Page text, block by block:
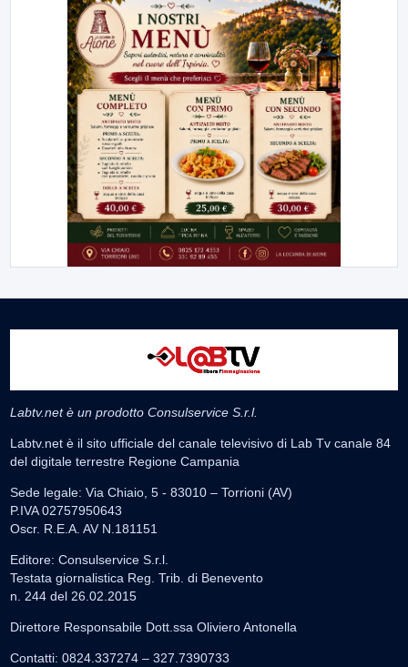
Labtv.net è un prodotto Consulservice S.r.l.
Labtv.net è il sito ufficiale del canale televisivo di Lab Tv canale 84
del digitale terrestre Regione Campania
Sede legale: Via Chiaio, 5 - 83010 – Torrioni (AV)
P.IVA 02757950643
Oscr. R.E.A. AV N.181151
Editore: Consulservice S.r.l.
Testata giornalistica Reg. Trib. di Benevento
n. 244 del 26.02.2015
Direttore Responsabile Dott.ssa Oliviero Antonella
Contatti: 0824.337274 – 327.7390733